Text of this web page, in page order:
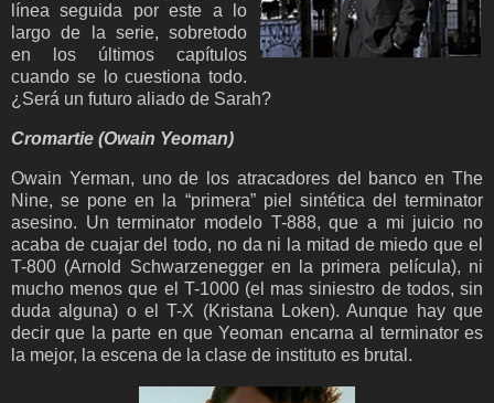
línea seguida por este a lo
largo de la serie, sobretodo
en los últimos capítulos
cuando se lo cuestiona todo.
¿Será un futuro aliado de Sarah?
Cromartie (Owain Yeoman)
Owain Yerman, uno de los atracadores del banco en The
Nine, se pone en la “primera” piel sintética del terminator
asesino. Un terminator modelo T-888, que a mi juicio no
acaba de cuajar del todo, no da ni la mitad de miedo que el
T-800 (Arnold Schwarzenegger en la primera película), ni
mucho menos que el T-1000 (el mas siniestro de todos, sin
duda alguna) o el T-X (Kristana Loken). Aunque hay que
decir que la parte en que Yeoman encarna al terminator es
la mejor, la escena de la clase de instituto es brutal.